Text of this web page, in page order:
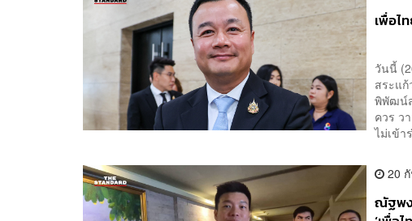
เพื่อไ
วันนี้
สระแ
พิพัฒน์
ควร ว
ไม่เข้า
20
ณัฐพง